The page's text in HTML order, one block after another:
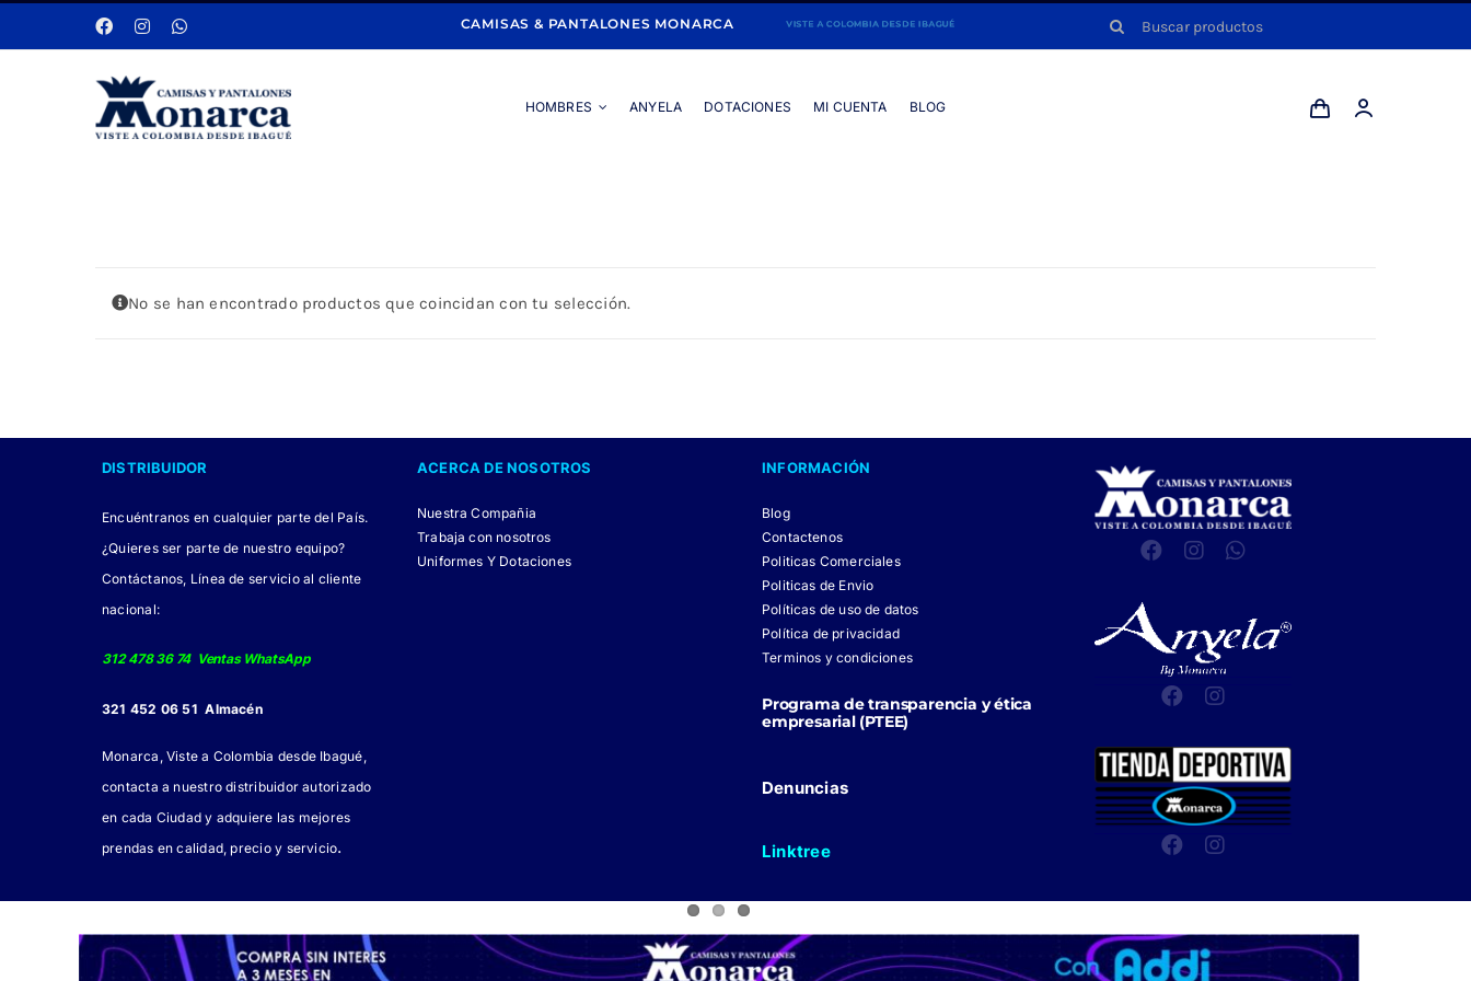
al
CAMISAS & PANTALONES MONARCA Buscar:
HOMBRES ANYELA DOTACIONES MI CUENTA BLOG
No se han encontrado productos que coincidan con tu selección.
DISTRIBUIDOR
Encuéntranos en cualquier parte del País.
¿Quieres ser parte de nuestro equipo?
Contáctanos, Línea de servicio al cliente
nacional:
312 478 36 74 Ventas WhatsApp
321 452 06 51 Almacén
Monarca, Viste a Colombia desde Ibagué,
contacta a nuestro distribuidor autorizado
en cada Ciudad y adquiere las mejores
prendas en calidad, precio y servicio.
ACERCA DE NOSOTROS
Nuestra Compañia
Trabaja con nosotros
Uniformes Y Dotaciones
INFORMACIÓN
Blog
Contactenos
Politicas Comerciales
Politicas de Envio
Políticas de uso de datos
Política de privacidad
Terminos y condiciones
Programa de transparencia y ética
empresarial (PTEE)
Denuncias
Linktree